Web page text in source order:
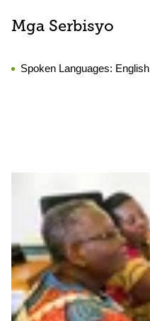
Mga Serbisyo
Spoken Languages: English